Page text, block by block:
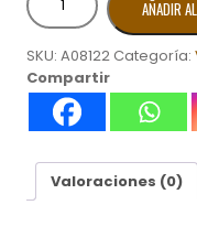
EXAGONAL
*
1
AÑADIR
SKU: A08122 Categoría:
Compartir
Valoraciones (0)